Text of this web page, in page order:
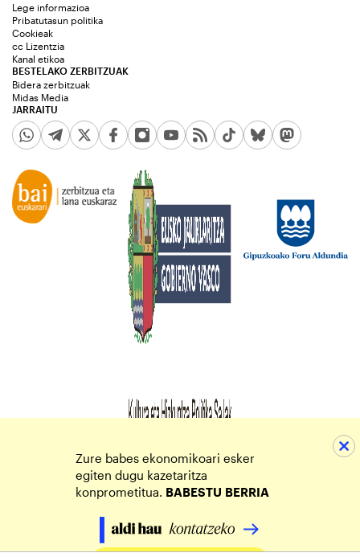
JARRAITU
Lege informazioa
Pribatutasun politika
Cookieak
cc Lizentzia
Kanal etikoa
BESTELAKO ZERBITZUAK
Bidera zerbitzuak
Midas Media
Zure babes ekonomikoari esker
egiten dugu kazetaritza
konprometitua. BABESTU BERRIA